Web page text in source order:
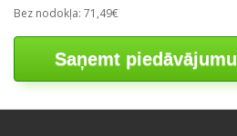
Bez nodokļa: 71,49€
Saņemt piedāvājumu